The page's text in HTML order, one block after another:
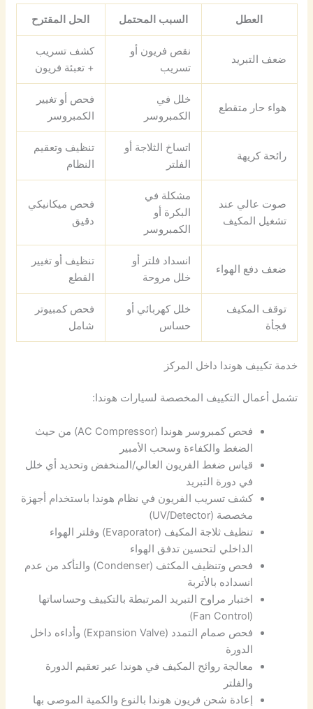
العطل السبب المحتمل الحل المقترح
ضعف التبريد
نقص فريون أو
تسريب
كشف تسريب
+ تعبئة فريون
هواء حار متقطع
خلل في
الكمبروسر
فحص أو تغيير
الكمبروسر
رائحة كريهة
اتساخ الثلاجة أو
الفلتر
تنظيف وتعقيم
النظام
صوت عالي عند
تشغيل المكيف
مشكلة في
البكرة أو
الكمبروسر
فحص ميكانيكي
دقيق
ضعف دفع الهواء
انسداد فلتر أو
خلل مروحة
تنظيف أو تغيير
القطع
توقف المكيف
فجأة
خلل كهربائي أو
حساس
فحص كمبيوتر
شامل
خدمة تكييف هوندا داخل المركز
تشمل أعمال التكييف المخصصة لسيارات هوندا:
فحص كمبروسر هوندا (AC Compressor) من حيث
الضغط والكفاءة وسحب الأمبير
قياس ضغط الفريون العالي/المنخفض وتحديد أي خلل
في دورة التبريد
كشف تسريب الفريون في نظام هوندا باستخدام أجهزة
مخصصة (UV/Detector)
تنظيف ثلاجة المكيف (Evaporator) وفلتر الهواء
الداخلي لتحسين تدفق الهواء
فحص وتنظيف المكثف (Condenser) والتأكد من عدم
انسداده بالأتربة
اختبار مراوح التبريد المرتبطة بالتكييف وحساساتها
(Fan Control)
فحص صمام التمدد (Expansion Valve) وأداءه داخل
الدورة
معالجة روائح المكيف في هوندا عبر تعقيم الدورة
والفلتر
إعادة شحن فريون هوندا بالنوع والكمية الموصى بها